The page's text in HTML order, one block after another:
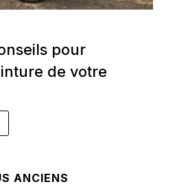
pour
de votre
ANCIENS